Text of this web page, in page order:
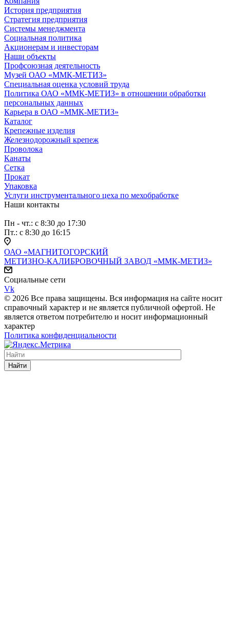
История предприятия
Стратегия предприятия
Системы менеджмента
Социальная политика
Акционерам и инвесторам
Наши объекты
Профсоюзная деятельность
Музей ОАО «ММК-МЕТИЗ»
Специальная оценка условий труда
Политика ОАО «ММК-МЕТИЗ» в отношении обработки
персональных данных
Карьера в ОАО «ММК-МЕТИЗ»
Каталог
Крепежные изделия
Железнодорожный крепеж
Проволока
Канаты
Сетка
Прокат
Упаковка
Услуги инструментального цеха по мехобработке
Наши контакты
Пн - чт.: с 8:30 до 17:30
Пт.: с 8:30 до 16:15
ОАО «МАГНИТОГОРСКИЙ
МЕТИЗНО-КАЛИБРОВОЧНЫЙ ЗАВОД «ММК-МЕТИЗ»
Социальные сети
Vk
© 2026 Все права защищены. Вся информация на сайте носит
справочный характер и не является публичной офертой. Не
является ответом потребителю и носит информационный
характер
Политика конфиденциальности
Найти